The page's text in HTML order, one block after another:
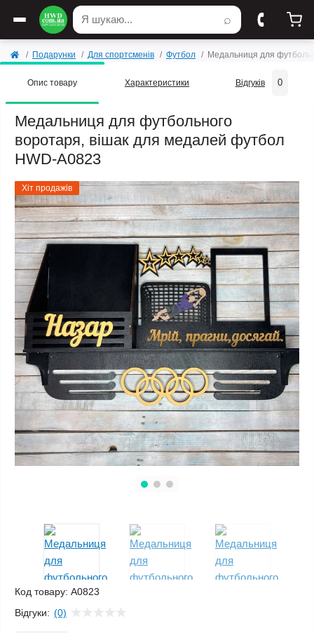
⌕
Подарунки Для спортсменів Футбол Медальниця для
Опис товару Характеристики Відгуків 0
Медальниця для футбольного
воротаря, вішак для медалей футбол
HWD-A0823
Хіт продажів
Код товару: A0823
Відгуки: (0)